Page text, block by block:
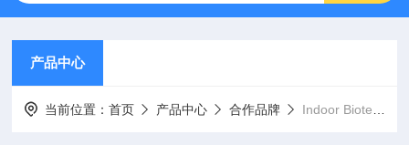
产品中心
当前位置：首页 产品中心 合作品牌 Indoor Biotechnologies